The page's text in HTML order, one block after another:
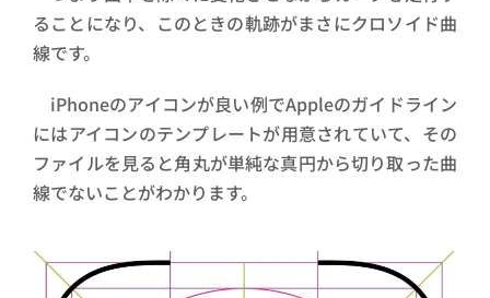
ることになり、このときの軌跡がまさにクロソイド曲
線です。
iPhoneのアイコンが良い例でAppleのガイドライン
にはアイコンのテンプレートが用意されていて、その
ファイルを見ると角丸が単純な真円から切り取った曲
線でないことがわかります。